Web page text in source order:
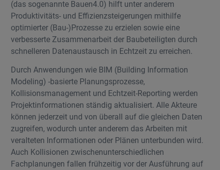
(das sogenannte Bauen4.0) hilft unter anderem
Produktivitäts- und Effizienzsteigerungen mithilfe
optimierter (Bau-)Prozesse zu erzielen sowie eine
verbesserte Zusammenarbeit der Baubeteiligten durch
schnelleren Datenaustausch in Echtzeit zu erreichen.
Durch Anwendungen wie BIM (Building Information
Modeling) -basierte Planungsprozesse,
Kollisionsmanagement und Echtzeit-Reporting werden
Projektinformationen ständig aktualisiert. Alle Akteure
können jederzeit und von überall auf die gleichen Daten
zugreifen, wodurch unter anderem das Arbeiten mit
veralteten Informationen oder Plänen unterbunden wird.
Auch Kollisionen zwischenunterschiedlichen
Fachplanungen fallen frühzeitig vor der Ausführung auf